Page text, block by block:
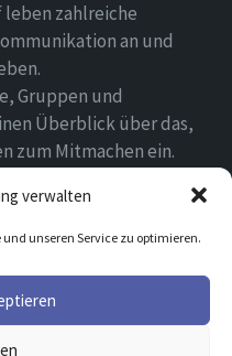
verwalten
unseren Service zu optimieren.
leben zahlreiche
an und
Gruppen und
Überblick über das,
zum Mitmachen ein.
Umfeld wohlfühlen.